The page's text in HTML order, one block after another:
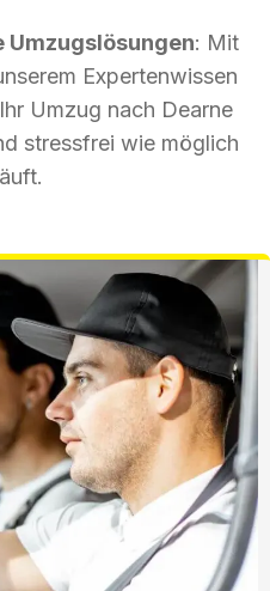
Umzugslösungen: Mit
Expertenwissen
Umzug nach Dearne
stressfrei wie möglich